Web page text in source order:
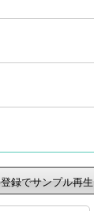
録でサンプル再生